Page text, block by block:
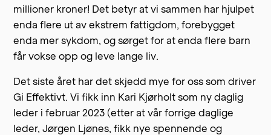
millioner kroner! Det betyr at vi sammen har hjulpet
enda flere ut av ekstrem fattigdom, forebygget
enda mer sykdom, og sørget for at enda flere barn
får vokse opp og leve lange liv.
Det siste året har det skjedd mye for oss som driver
Gi Effektivt. Vi fikk inn Kari Kjørholt som ny daglig
leder i februar 2023 (etter at vår forrige daglige
leder, Jørgen Ljønes, fikk nye spennende og